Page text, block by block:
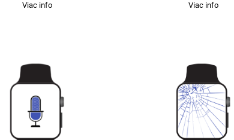
Viac info Viac info